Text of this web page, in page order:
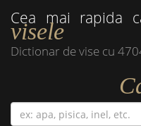
Cea mai rapida
visele
Dictionar de vise cu